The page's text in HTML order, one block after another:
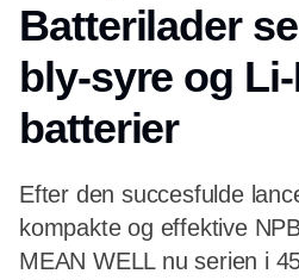
Batterilader
bly-syre og
batterier
Efter den succesfulde
kompakte og effektive
MEAN WELL nu serien i